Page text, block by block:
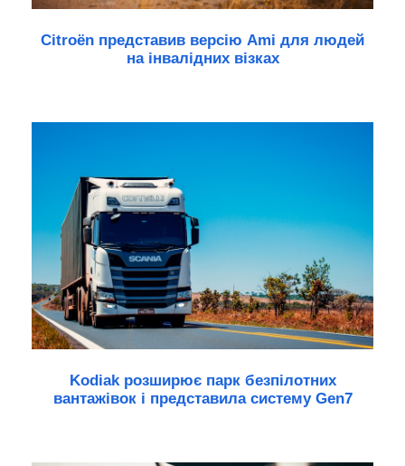
Citroën представив версію Ami для людей
на інвалідних візках
Kodiak розширює парк безпілотних
вантажівок і представила систему Gen7